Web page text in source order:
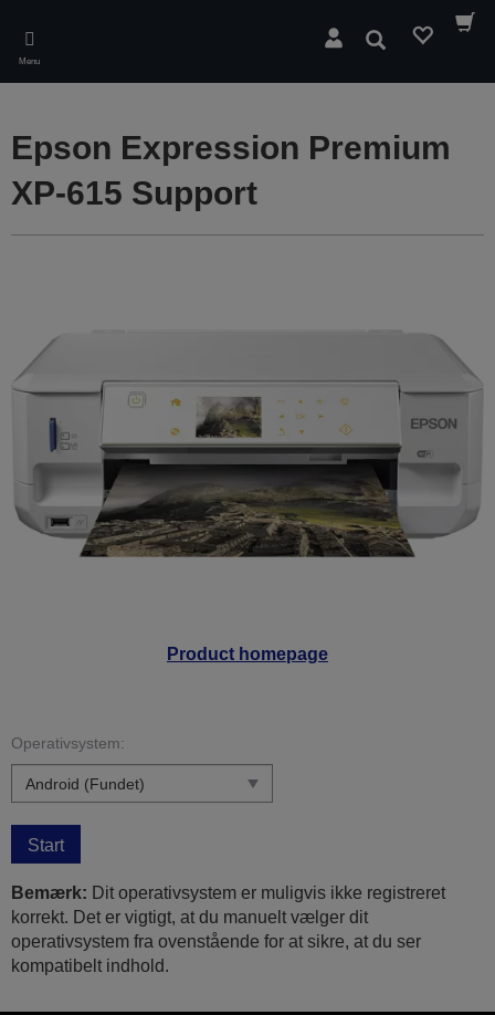
main
content
Menu
Søg
Product homepage
Epson Expression Premium
XP-615 Support
Operativsystem:
Start
Bemærk: Dit operativsystem er muligvis ikke registreret
korrekt. Det er vigtigt, at du manuelt vælger dit
operativsystem fra ovenstående for at sikre, at du ser
kompatibelt indhold.